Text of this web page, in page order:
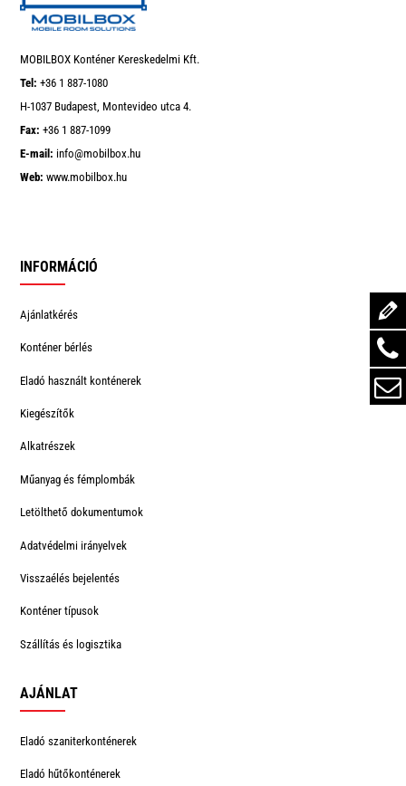
MOBILBOX Konténer Kereskedelmi Kft.
Tel: +36 1 887-1080
H-1037 Budapest, Montevideo utca 4.
Fax: +36 1 887-1099
E-mail: info@mobilbox.hu
Web: www.mobilbox.hu
INFORMÁCIÓ
Ajánlatkérés
Konténer bérlés
Eladó használt konténerek
Kiegészítők
Alkatrészek
Műanyag és fémplombák
Letölthető dokumentumok
Adatvédelmi irányelvek
Visszaélés bejelentés
Konténer típusok
Szállítás és logisztika
AJÁNLAT
Eladó szaniterkonténerek
Eladó hűtőkonténerek